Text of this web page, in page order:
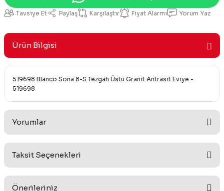
Tavsiye Et Paylaş Karşılaştır Fiyat Alarmı Yorum Yaz
Ürün Bilgisi
519698 Blanco Sona 8-S Tezgah Üstü Granit Antrasit Eviye -
519698
Yorumlar
Taksit Seçenekleri
Önerileriniz